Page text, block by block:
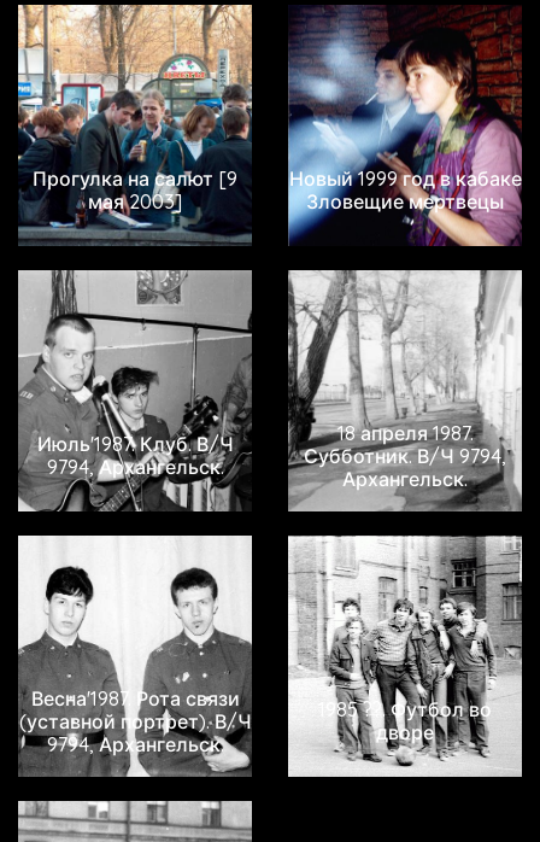
Прогулка на салют [9
мая 2003]
Новый 1999 год в кабаке
Зловещие мертвецы
Июль'1987. Клуб. В/Ч
9794, Архангельск.
18 апреля 1987.
Субботник. В/Ч 9794,
Архангельск.
Весна'1987. Рота связи
(уставной портрет). В/Ч
9794, Архангельск.
1985 ??. Футбол во
дворе